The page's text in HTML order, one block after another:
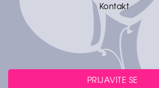
Kontakt
PRIJAVITE SE